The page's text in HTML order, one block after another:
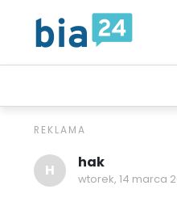
H hak
wtorek, 14 marca